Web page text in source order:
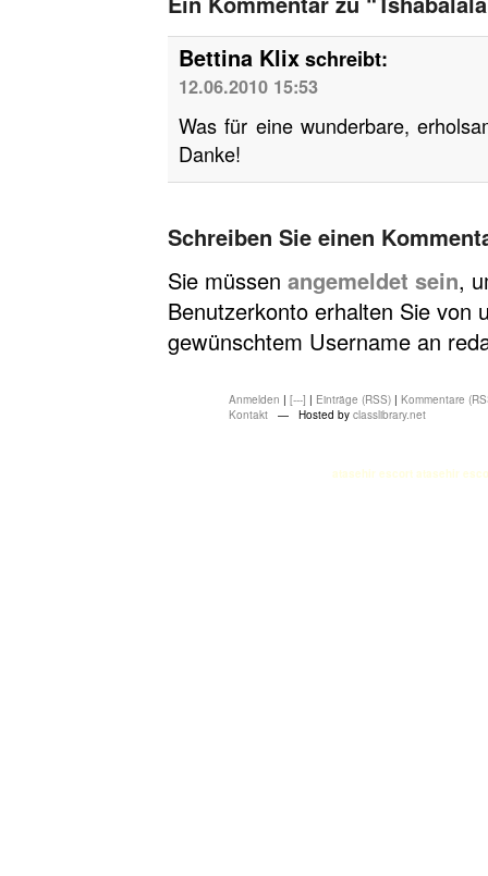
Bettina Klixschreibt:
12.06.2010 15:53
Was für eine wunderbare,
Danke!
Schreiben Sie einen
Sie müssen angemeldet sein,
Benutzerkonto erhalten Sie von
gewünschtem Username an
Anmelden | [---] | Einträge (RSS) | Kommentare
Kontakt — Hosted by classlibrary.net
atasehir escort atasehir